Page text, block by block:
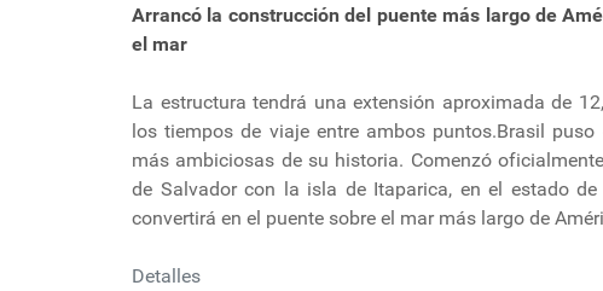
Arrancó la construcción del puente más largo de
el mar
La estructura tendrá una extensión aproximada de
los tiempos de viaje entre ambos puntos.Brasil
más ambiciosas de su historia. Comenzó
de Salvador con la isla de Itaparica, en el estado
convertirá en el puente sobre el mar más largo de
Detalles